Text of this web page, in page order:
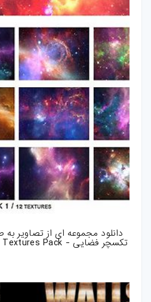
دانلود مجموعه ای از تصاویر
تکسچر فضایی - CM 24 Space Premium Textures Pack